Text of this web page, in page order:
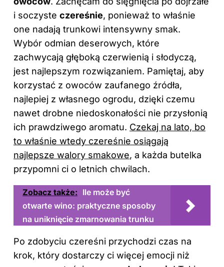
i soczyste czereśnie, ponieważ to właśnie
one nadają trunkowi intensywny smak.
Wybór odmian deserowych, które
zachwycają głęboką czerwienią i słodyczą,
jest najlepszym rozwiązaniem. Pamiętaj, aby
korzystać z owoców zaufanego źródła,
najlepiej z własnego ogrodu, dzięki czemu
nawet drobne niedoskonałości nie przysłonią
ich prawdziwego aromatu. Czekaj na lato, bo
to właśnie wtedy czereśnie osiągają
najlepsze walory smakowe, a każda butelka
przypomni ci o letnich chwilach.
Zobacz także: Ile może być
otwarte wino: praktyczne sposoby
na uniknięcie zmarnowania trunku
Po zdobyciu czereśni przychodzi czas na
krok, który dostarczy ci więcej emocji niż